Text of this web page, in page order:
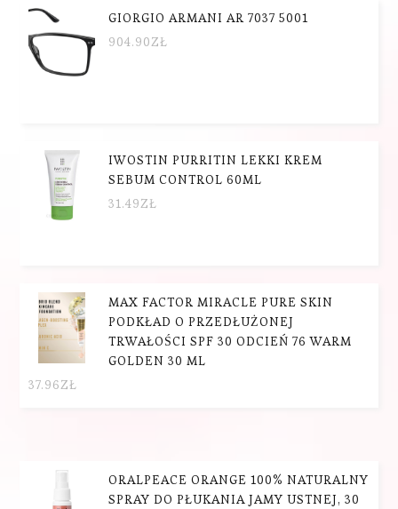
GIORGIO ARMANI AR 7037 5001
904.90ZŁ
IWOSTIN PURRITIN LEKKI KREM
SEBUM CONTROL 60ML
31.49ZŁ
MAX FACTOR MIRACLE PURE SKIN
PODKŁAD O PRZEDŁUŻONEJ
TRWAŁOŚCI SPF 30 ODCIEŃ 76 WARM
GOLDEN 30 ML
37.96ZŁ
ORALPEACE ORANGE 100% NATURALNY
SPRAY DO PŁUKANIA JAMY USTNEJ, 30